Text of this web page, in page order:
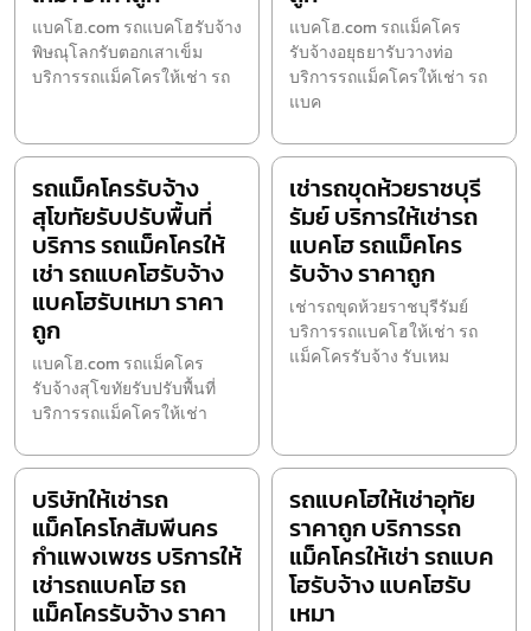
แบคโฮ.com รถแบคโฮรับจ้าง
พิษณุโลกรับตอกเสาเข็ม
บริการรถแม็คโครให้เช่า รถ
แบคโฮ.com รถแม็คโคร
รับจ้างอยุธยารับวางท่อ
บริการรถแม็คโครให้เช่า รถ
แบค
รถแม็คโครรับจ้าง
สุโขทัยรับปรับพื้นที่
บริการ รถแม็คโครให้
เช่า รถแบคโฮรับจ้าง
แบคโฮรับเหมา ราคา
ถูก
แบคโฮ.com รถแม็คโคร
รับจ้างสุโขทัยรับปรับพื้นที่
บริการรถแม็คโครให้เช่า
เช่ารถขุดห้วยราชบุรี
รัมย์ บริการให้เช่ารถ
แบคโฮ รถแม็คโคร
รับจ้าง ราคาถูก
เช่ารถขุดห้วยราชบุรีรัมย์
บริการรถแบคโฮให้เช่า รถ
แม็คโครรับจ้าง รับเหม
บริษัทให้เช่ารถ
แม็คโครโกสัมพีนคร
กำแพงเพชร บริการให้
เช่ารถแบคโฮ รถ
แม็คโครรับจ้าง ราคา
รถแบคโฮให้เช่าอุทัย
ราคาถูก บริการรถ
แม็คโครให้เช่า รถแบค
โฮรับจ้าง แบคโฮรับ
เหมา